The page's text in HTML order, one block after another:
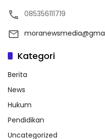
085356111719
Kategori
Berita
News
Hukum
Pendidikan
Uncategorized